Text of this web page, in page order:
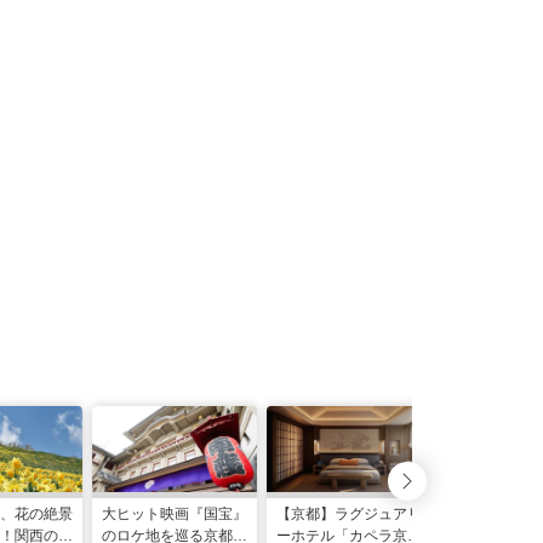
花の絶景
関西の5
大ヒット映画『国宝』
のロケ地を巡る京都旅
【京都】ラグジュアリ
ーホテル「カペラ京